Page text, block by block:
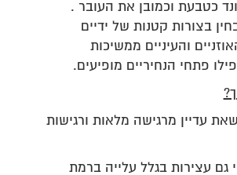
כטבעת וכמובן את העובר .
בצורות קטנות של ידיים
והעיניים ממשיכות
פתחי הנחיריים מופיעים.
עדיין מרגישה מלאות ורגישות
גם עצירות בגלל עלייה ברמת